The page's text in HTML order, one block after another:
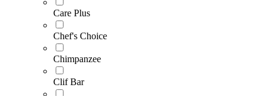
Care Plus
Chef's Choice
Chimpanzee
Clif Bar